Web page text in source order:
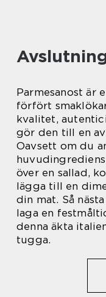
Parmesanost är
förfört
kvalitet,
gör den till en
Oavsett om du
över en sallad,
lägga till en
din mat. Så
laga en
denna äkta
tugga.